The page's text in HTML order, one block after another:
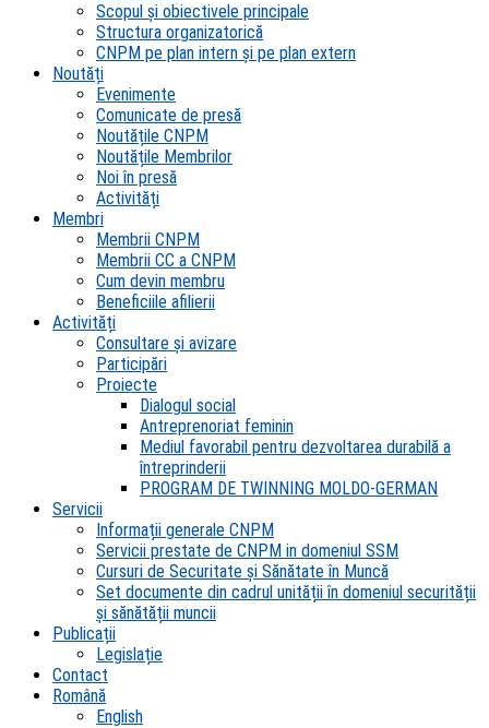
Scopul şi obiectivele principale
Structura organizatorică
CNPM pe plan intern şi pe plan extern
Noutăți
Evenimente
Comunicate de presă
Noutățile CNPM
Noutățile Membrilor
Noi în presă
Activități
Membri
Membrii CNPM
Membrii CC a CNPM
Cum devin membru
Beneficiile afilierii
Activități
Consultare și avizare
Participări
Proiecte
Dialogul social
Antreprenoriat feminin
Mediul favorabil pentru dezvoltarea durabilă a
întreprinderii
PROGRAM DE TWINNING MOLDO-GERMAN
Servicii
Informații generale CNPM
Servicii prestate de CNPM in domeniul SSM
Cursuri de Securitate și Sănătate în Muncă
Set documente din cadrul unității în domeniul securității
și sănătății muncii
Publicații
Legislație
Contact
Română
English